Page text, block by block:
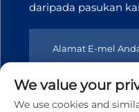
daripada pasukan
Hak Cipta © 2025
We value your
We use cookies and